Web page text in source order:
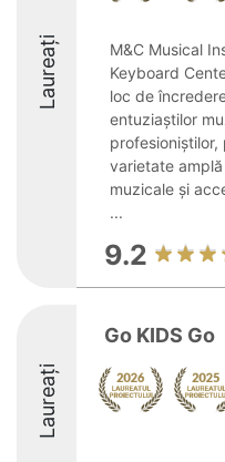
Laureați
M&C Musical
Keyboard
loc de
entuziaștilor
varietate
muzicale și
...
9.2
Laureați
Go KIDS Go